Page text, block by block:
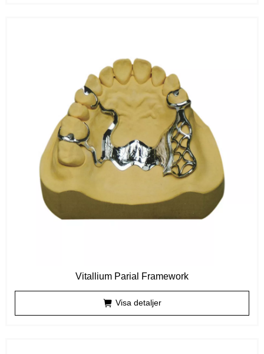
Vitallium Parial Framework
Visa detaljer